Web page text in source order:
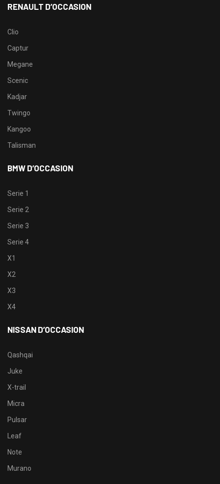
RENAULT D’OCCASION
Clio
Captur
Megane
Scenic
Kadjar
Twingo
Kangoo
Talisman
BMW D’OCCASION
Serie 1
Serie 2
Serie 3
Serie 4
X1
X2
X3
X4
NISSAN D’OCCASION
Qashqai
Juke
X-trail
Micra
Pulsar
Leaf
Note
Murano